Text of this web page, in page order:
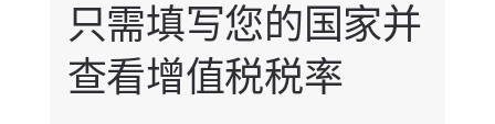
只需填写您的国家并
查看增值税税率